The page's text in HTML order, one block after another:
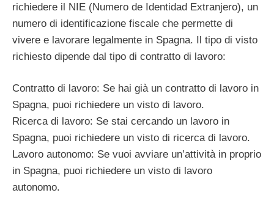
richiedere il NIE (Numero de Identidad Extranjero), un
numero di identificazione fiscale che permette di
vivere e lavorare legalmente in Spagna. Il tipo di visto
richiesto dipende dal tipo di contratto di lavoro:
Contratto di lavoro: Se hai già un contratto di lavoro in
Spagna, puoi richiedere un visto di lavoro.
Ricerca di lavoro: Se stai cercando un lavoro in
Spagna, puoi richiedere un visto di ricerca di lavoro.
Lavoro autonomo: Se vuoi avviare un’attività in proprio
in Spagna, puoi richiedere un visto di lavoro
autonomo.